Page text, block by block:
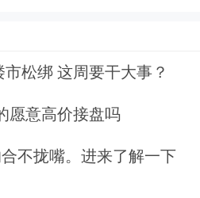
松绑 这周要干大事？
愿意高价接盘吗
不拢嘴。进来了解一下